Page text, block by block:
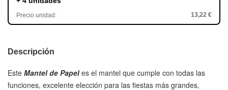
Precio unidad: 13,22 €
Descripción
Este Mantel de Papel es el mantel que cumple con todas las
funciones, excelente elección para las fiestas más grandes,